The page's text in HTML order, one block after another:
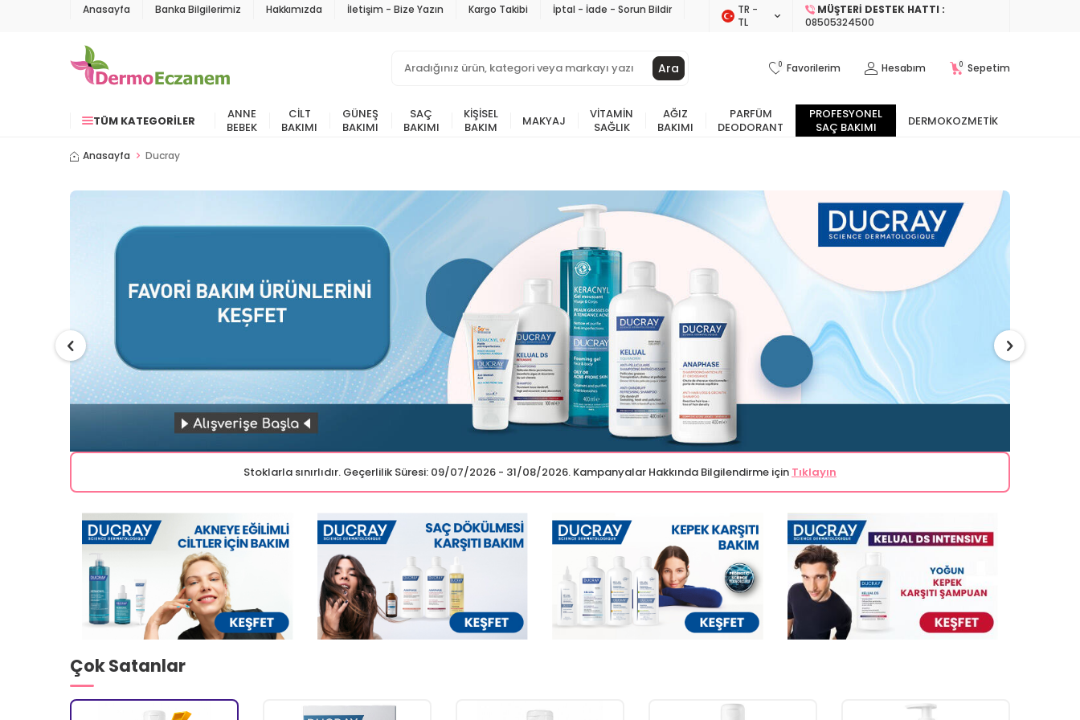
Anasayfa Banka Bilgilerimiz Hakkımızda İletişim - Bize Yazın Kargo Takibi İptal - İade - Sorun Bildir
TR −
TL
MÜŞTERI DESTEK HATTI :
08505324500
Ara 0 Favorilerim Hesabım 0 Sepetim
TÜM KATEGORILER
ANNE
BEBEK
CILT
BAKIMI
GÜNEŞ
BAKIMI
SAÇ
BAKIMI
KIŞISEL
BAKIM
MAKYAJ
VITAMIN
SAĞLIK
AĞIZ
BAKIMI
PARFÜM
DEODORANT
PROFESYONEL
SAÇ BAKIMI
DERMOKOZMETIK
Anasayfa Ducray
Stoklarla sınırlıdır. Geçerlilik Süresi: 09/07/2026 - 31/08/2026. Kampanyalar Hakkında Bilgilendirme için Tıklayın
Çok Satanlar